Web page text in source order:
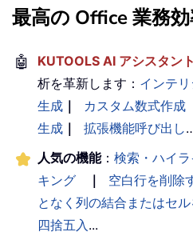
最高の Office 業務
🤖 KUTOOLS AI アシスタント
析を革新します： インテ
生成 ｜ カスタム数式作成
生成 ｜ 拡張機能呼び出し
人気の機能： 検索・ハイ
キング
｜ 空白行を削除
となく列の結合またはセル
四捨五入...